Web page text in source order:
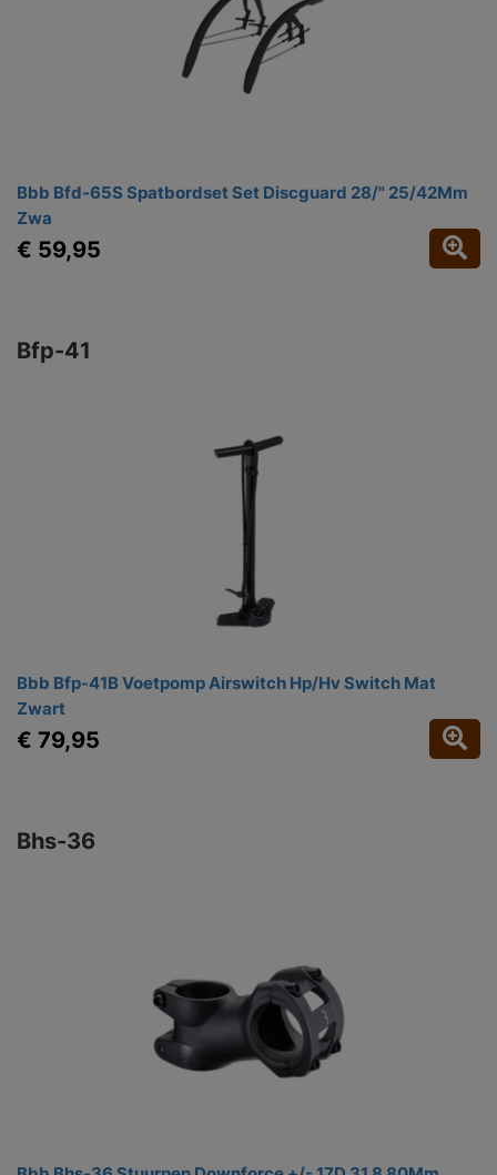
Bbb Bfd-65S Spatbordset Set Discguard 28/" 25/42Mm
Zwa
€ 59,95
Bfp-41
Bbb Bfp-41B Voetpomp Airswitch Hp/Hv Switch Mat
Zwart
€ 79,95
Bhs-36